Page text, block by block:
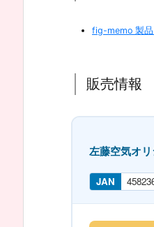
fig-memo 製
販売情報
左藤空気オ
JAN